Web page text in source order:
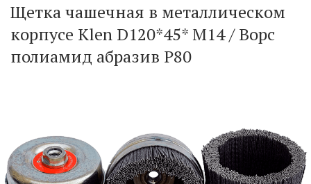
Щетка чашечная в металлическом
корпусе Klen D120*45* M14 / Ворс
полиамид абразив Р80